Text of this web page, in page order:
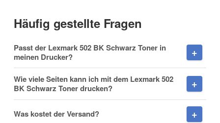
Nachname
Häufig gestellte Fragen
Passt der Lexmark 502 BK Schwarz Toner in
meinen Drucker?
Wie viele Seiten kann ich mit dem Lexmark 502
BK Schwarz Toner drucken?
Was kostet der Versand?